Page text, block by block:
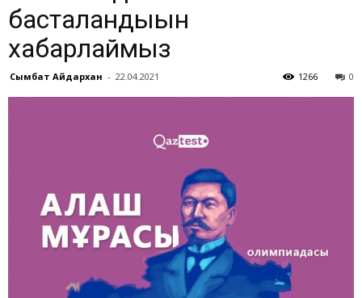
басталғандығын
хабарлаймыз
Сымбат Айдархан - 22.04.2021 0
1266